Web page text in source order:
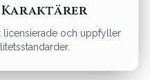
Karaktärer
licensierade och uppfyller